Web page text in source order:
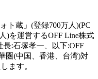
ト蔵」(登録700万人)(PC
)を運営するOFF Line株式
:石塚孝一、以下:OFF
圏(中国、香港、台湾)対
ます。